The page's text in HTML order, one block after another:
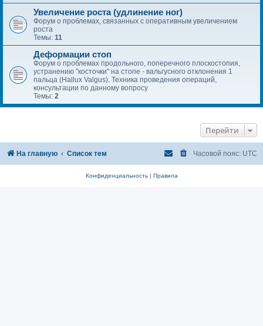
Увеличение роста (удлинение ног)
Форум о проблемах, связанных с оперативным увеличением
роста
Темы: 11
Деформации стоп
Форум о проблемах продольного, поперечного плоскостопия,
устранению "косточки" на стопе - вальгусного отклонения 1
пальца (Hallux Valgus). Техника проведения операций,
консультации по данному вопросу
Темы: 2
Перейти
На главную Список тем Часовой пояс: UTC
Конфиденциальность| Правила